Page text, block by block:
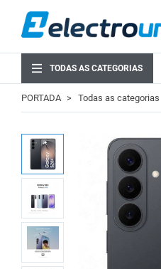
TODAS AS CATEGORIAS
PORTADA Todas as categorias